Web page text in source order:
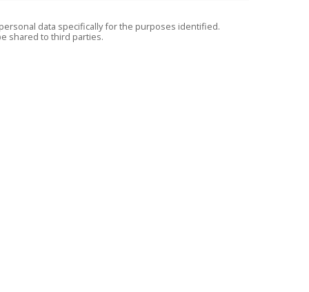
data specifically for the purposes identified.
shared to third parties.